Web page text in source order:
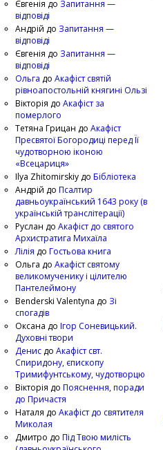
Євгенія до Запитання —
відповіді
Андрій до Запитання —
відповіді
Євгенія до Запитання —
відповіді
Ольга до Акафіст святій
рівноапостольній княгині Ользі
Вікторія до Акафіст за
померлого
Тетяна Грицан до Акафіст
Пресвятої Богородиці перед Її
чудотворною іконою
«Всецариця»
Ilya Zhitomirskiy до Бібліотека
Андрій до Псалтир
давньоукраїнський 1643 року (в
українській транслітерації)
Руслан до Акафіст до святого
Архистратига Михаїла
Лілія до Гостьова книга
Ольга до Акафіст святому
великомученику і цілителю
Пантелеймону
Benderski Valentyna до Зі
спогадів
Оксана до Ігор Соневицький.
Духовні твори
Денис до Акафіст свт.
Спиридону, єпископу
Тримифунтському, чудотворцю
Вікторія до Пояснення, поради
до Причастя
Наталя до Акафіст до святителя
Миколая
Дмитро до Під Твою милість